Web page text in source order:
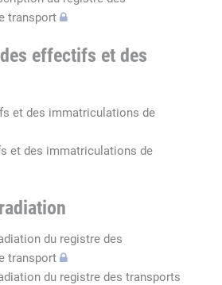
transport
effectifs et des
et des immatriculations de
et des immatriculations de
du registre des
transport
du registre des transports